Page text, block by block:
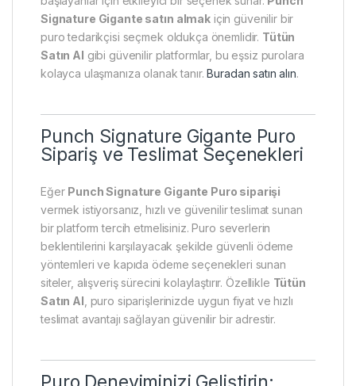
Signature Gigante satın almakiçin güvenilir bir
puro tedarikçisi seçmek oldukça önemlidir. Tütün
Satın Al gibi güvenilir platformlar, bu eşsiz purolara
kolayca ulaşmanıza olanak tanır.Buradan satın alın.
Punch Signature Gigante Puro
Sipariş ve Teslimat Seçenekleri
Eğer Punch Signature Gigante Puro siparişi
vermek istiyorsanız, hızlı ve güvenilir teslimat sunan
bir platform tercih etmelisiniz. Puro severlerin
beklentilerini karşılayacak şekilde güvenli ödeme
yöntemleri ve kapıda ödeme seçenekleri sunan
siteler, alışveriş sürecini kolaylaştırır. Özellikle Tütün
Satın Al , puro siparişlerinizde uygun fiyat ve hızlı
teslimat avantajı sağlayan güvenilir bir adrestir.